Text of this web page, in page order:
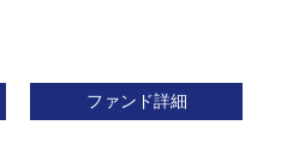
ファンド詳細